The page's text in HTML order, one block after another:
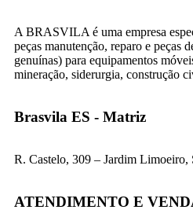
A BRASVILA é uma empresa
peças manutenção, reparo e peças
genuínas) para equipamentos
mineração, siderurgia, construção
Brasvila ES - Matriz
R. Castelo, 309 – Jardim Limoeiro,
ATENDIMENTO E